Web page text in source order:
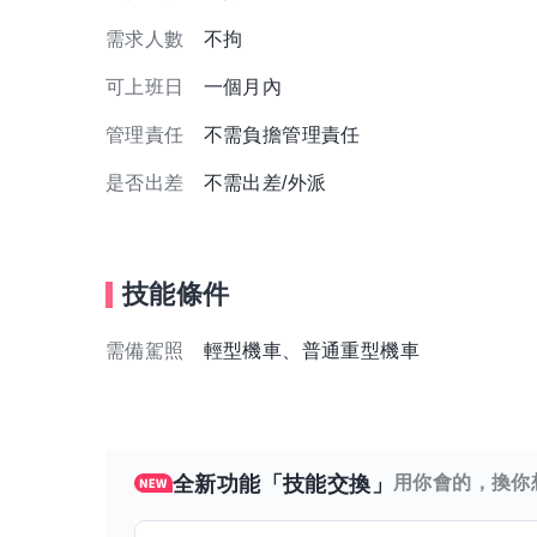
需求人數 不拘
可上班日 一個月內
管理責任 不需負擔管理責任
是否出差 不需出差/外派
技能條件
需備駕照 輕型機車、普通重型機車
全新功能「技能交換」 用你會的，換